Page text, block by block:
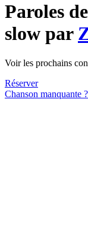
Paroles
slow par
Voir les prochains
Réserver
Chanson manquante